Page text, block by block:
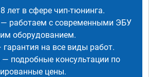
лет в сфере чип-тюнинга.
— работаем с современными ЭБУ
оборудованием.
на все виды работ.
— подробные консультации по
цены.